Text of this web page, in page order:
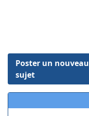
Poster un nouveau
sujet